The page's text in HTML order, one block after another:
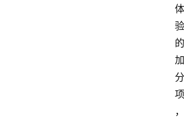
体
验
的
加
分
项
，